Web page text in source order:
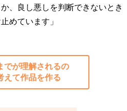
、良し悪しを判断できないとき
めています」
でが理解されるの
えて作品を作る